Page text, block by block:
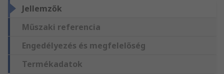
Jellemzők
Műszaki referencia
Engedélyezés és megfelelőség
Termékadatok